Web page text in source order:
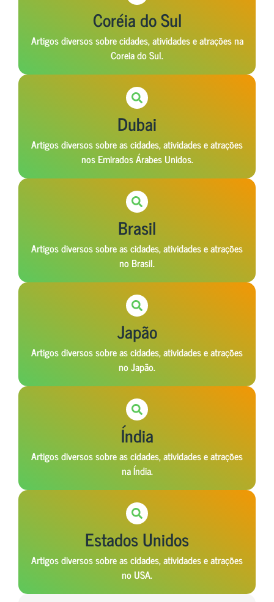
Coréia do Sul
Artigos diversos sobre cidades, atividades e atrações na
Coreia do Sul.
Dubai
Artigos diversos sobre as cidades, atividades e atrações
nos Emirados Árabes Unidos.
Brasil
Artigos diversos sobre as cidades, atividades e atrações
no Brasil.
Japão
Artigos diversos sobre as cidades, atividades e atrações
no Japão.
Índia
Artigos diversos sobre as cidades, atividades e atrações
na Índia.
Estados Unidos
Artigos diversos sobre as cidades, atividades e atrações
no USA.